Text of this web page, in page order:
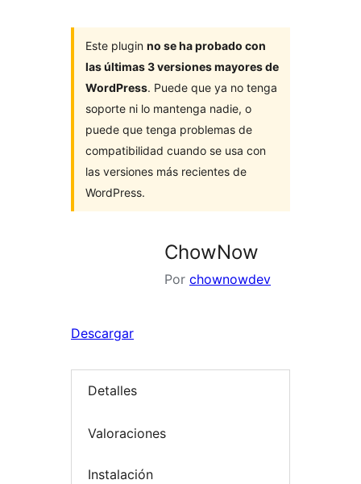
Este plugin no se ha probado con
las últimas 3 versiones mayores de
WordPress. Puede que ya no tenga
soporte ni lo mantenga nadie, o
puede que tenga problemas de
compatibilidad cuando se usa con
las versiones más recientes de
WordPress.
ChowNow
Por chownowdev
Descargar
Detalles
Valoraciones
Instalación